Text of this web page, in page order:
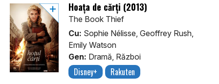
Hoaţa de cărţi (2013)
The Book Thief
Cu: Sophie Nélisse, Geoffrey Rush,
Emily Watson
Gen: Dramă, Război
Disney+ Rakuten